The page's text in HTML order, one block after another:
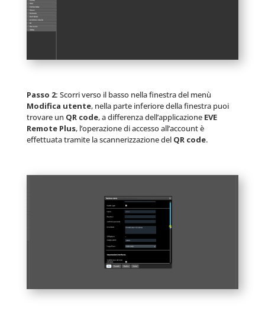
Passo 2: Scorri verso il basso nella finestra del menù
Modifica utente, nella parte inferiore della finestra puoi
trovare un QR code, a differenza dell’applicazione EVE
Remote Plus, l’operazione di accesso all’account è
effettuata tramite la scannerizzazione del QR code.